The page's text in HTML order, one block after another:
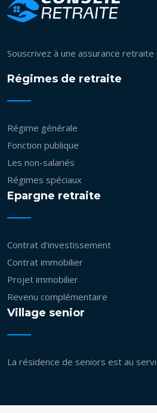
Souscrivez à une assurance
Régimes de retraite
Régime générale
Fonction publique
Les non-salariés
Régimes spéciaux
Epargne retraite
Contrat d’investissement
Contrat immobilier
Projet immobilier
Revenu complémentaire
Village senior
La résidence de seniors est au